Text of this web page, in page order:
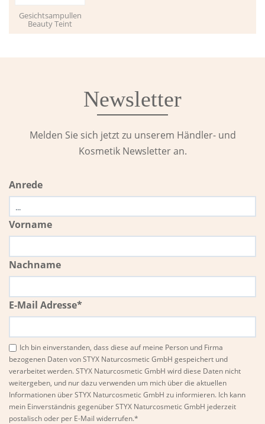
Gesichtsampullen
Beauty Teint
Newsletter
Melden Sie sich jetzt zu unserem Händler- und
Kosmetik Newsletter an.
Anrede
Vorname
Nachname
E-Mail Adresse*
Ich bin einverstanden, dass diese auf meine Person und Firma
bezogenen Daten von STYX Naturcosmetic GmbH gespeichert und
verarbeitet werden. STYX Naturcosmetic GmbH wird diese Daten nicht
weitergeben, und nur dazu verwenden um mich über die aktuellen
Informationen über STYX Naturcosmetic GmbH zu informieren. Ich kann
mein Einverständnis gegenüber STYX Naturcosmetic GmbH jederzeit
postalisch oder per E-Mail widerrufen.*